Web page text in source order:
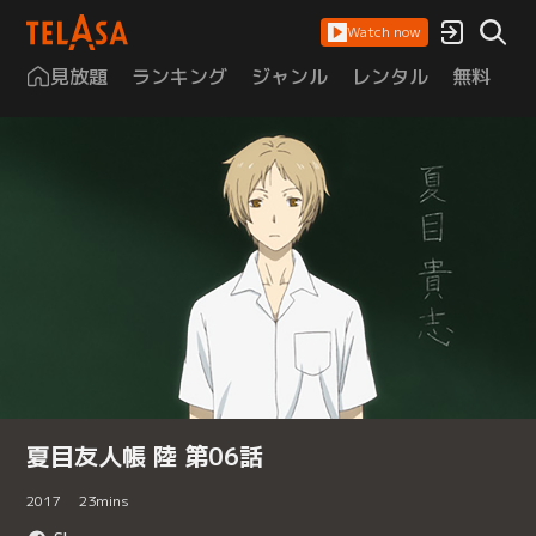
Watch now
見放題 ランキング ジャンル レンタル 無料
夏目友人帳 陸 第06話
2017 23mins